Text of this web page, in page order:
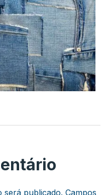
será publicado. Campos